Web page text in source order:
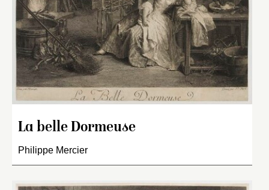
La belle Dormeuse
Philippe Mercier